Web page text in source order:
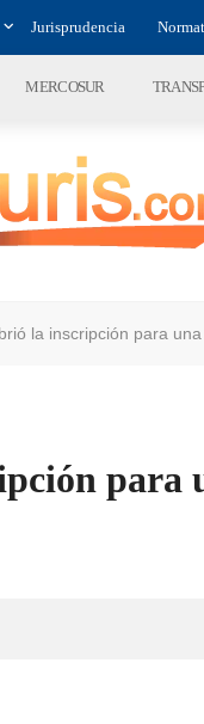
Jurisprudencia
MERCOSUR
la inscripción para
para